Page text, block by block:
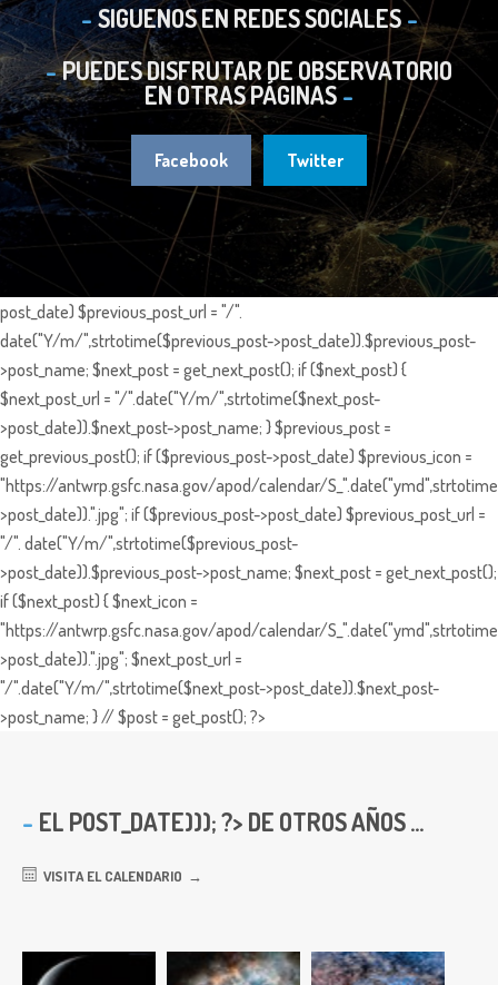
SIGUENOS EN REDES SOCIALES
PUEDES DISFRUTAR DE OBSERVATORIO
EN OTRAS PÁGINAS
Facebook Twitter
post_date) $previous_post_url = "/".
date("Y/m/",strtotime($previous_post->post_date)).$previous_post-
>post_name; $next_post = get_next_post(); if ($next_post) {
$next_post_url = "/".date("Y/m/",strtotime($next_post-
>post_date)).$next_post->post_name; } $previous_post =
get_previous_post(); if ($previous_post->post_date) $previous_icon =
"https://antwrp.gsfc.nasa.gov/apod/calendar/
>post_date)).".jpg"; if ($previous_post->post_date) $previous_post_url =
"/". date("Y/m/",strtotime($previous_post-
>post_date)).$previous_post->post_name; $next_post = get_next_post();
if ($next_post) { $next_icon =
"https://antwrp.gsfc.nasa.gov/apod/calendar/
>post_date)).".jpg"; $next_post_url =
"/".date("Y/m/",strtotime($next_post->post_date)).$next_post-
>post_name; } // $post = get_post(); ?>
EL POST_DATE))); ?> DE OTROS AÑOS ...
VISITA EL CALENDARIO